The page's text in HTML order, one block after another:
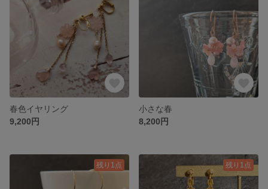
春色イヤリング
9,200円
小さな春
8,200円
残り1点 残り1点